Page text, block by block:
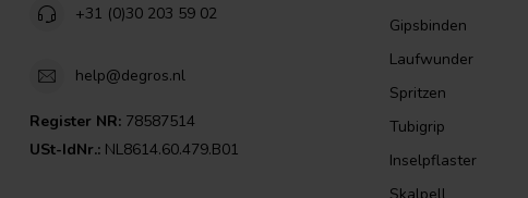
+31 (0)30 203 59 02
help@degros.nl
Register NR: 78587514
USt-IdNr.: NL8614.60.479.B01
Gipsbinden
Laufwunder
Spritzen
Tubigrip
Inselpflaster